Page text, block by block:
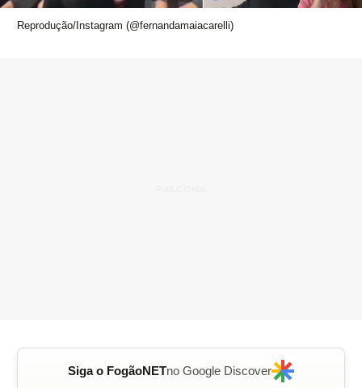
Reprodução/Instagram (@fernandamaiacarelli)
Siga o FogãoNETno Google Discover